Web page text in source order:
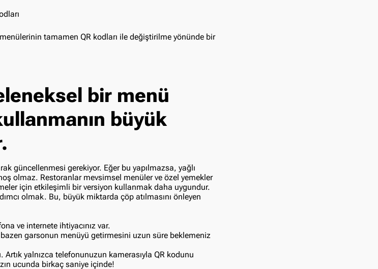
tamamen QR kodları ile değiştirilme yönünde bir
bir menü
büyük
güncellenmesi gerekiyor. Eğer bu yapılmazsa, yağlı
olmaz. Restoranlar mevsimsel menüler ve özel yemekler
için etkileşimli bir versiyon kullanmak daha uygundur.
olmak. Bu, büyük miktarda çöp atılmasını önleyen
ve internete ihtiyacınız var.
garsonun menüyü getirmesini uzun süre beklemeniz
yalnızca telefonunuzun kamerasıyla QR kodunu
ucunda birkaç saniye içinde!